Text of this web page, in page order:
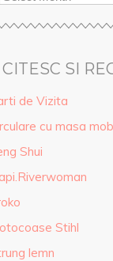
CITESC SI
de Vizita
cu masa
Shui
Stihl
lemn